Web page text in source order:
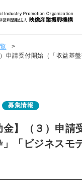
>
申請受付開始（「収益基
募集情報
金】（３）申請
「ビジネスモ